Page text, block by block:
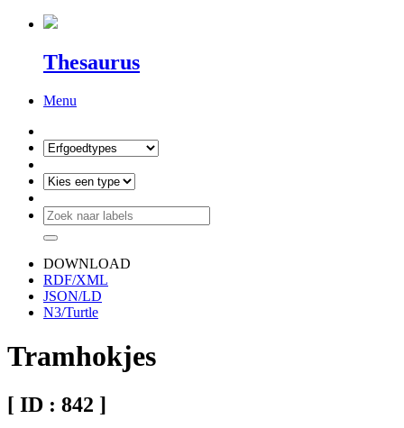
Thesaurus
Menu
DOWNLOAD
RDF/XML
JSON/LD
N3/Turtle
Tramhokjes
[ ID : 842 ]